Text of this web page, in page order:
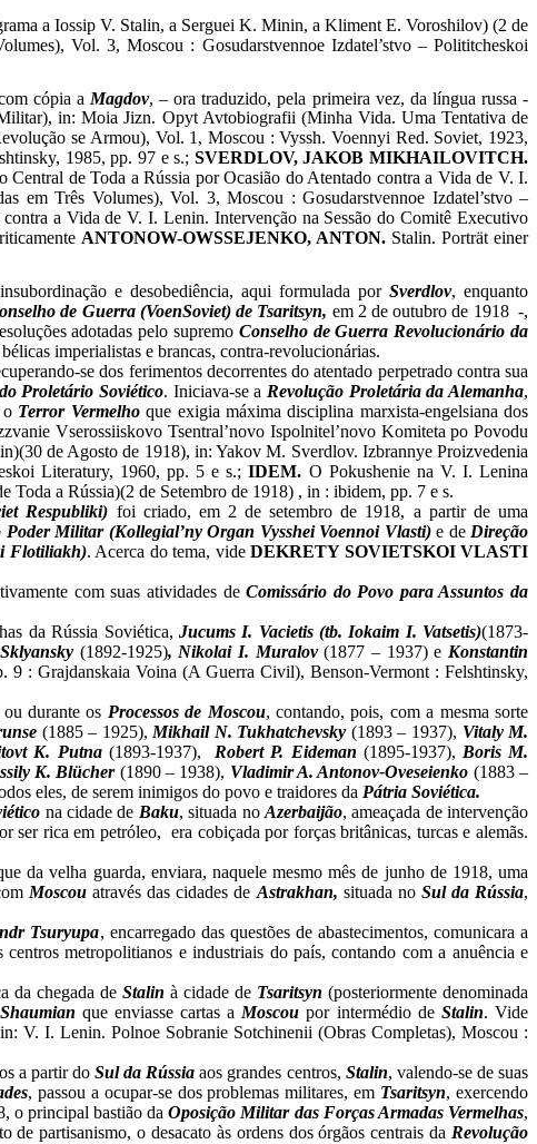
a Iossip V. Stalin, a Serguei K. Minin, a Kliment E. Voroshilov) (2 de
Vol. 3, Moscou : Gosudarstvennoe Izdatel’stvo – Polititcheskoi
cópia a Magdov, – ora traduzido, pela primeira vez, da língua russa -
in: Moia Jizn. Opyt Avtobiografii (Minha Vida. Uma Tentativa de
se Armou), Vol. 1, Moscou : Vyssh. Voennyi Red. Soviet, 1923,
1985, pp. 97 e s.; SVERDLOV, JAKOB MIKHAILOVITCH.
de Toda a Rússia por Ocasião do Atentado contra a Vida de V. I.
em Três Volumes), Vol. 3, Moscou : Gosudarstvennoe Izdatel’stvo –
a Vida de V. I. Lenin. Intervenção na Sessão do Comitê Executivo
ANTONOW-OWSSEJENKO, ANTON. Stalin. Porträt einer
e desobediência, aqui formulada porSverdlov, enquanto
de Guerra (VoenSoviet) de Tsaritsyn, em 2 de outubro de 1918 -,
adotadas pelo supremo Conselho de Guerra Revolucionário da
imperialistas e brancas, contra-revolucionárias.
se dos ferimentos decorrentes do atentado perpetrado contra sua
Proletário Soviético. Iniciava-se a Revolução Proletária da Alemanha,
o Terror Vermelhoque exigia máxima disciplina marxista-engelsiana dos
Vserossiiskovo Tsentral’novo Ispolnitel’novo Komiteta po Povodu
de Agosto de 1918), in: Yakov M. Sverdlov. Izbrannye Proizvedenia
Literatury, 1960, pp. 5 e s.;IDEM. O Pokushenie na V. I. Lenina
a Rússia)(2 de Setembro de 1918) , in : ibidem, pp. 7 e s.
Respubliki) foi criado, em 2 de setembro de 1918, a partir de uma
Poder Militar (Kollegial’ny Organ Vysshei Voennoi Vlasti)e de Direção
i Flotiliakh). Acerca do tema, videDEKRETY SOVIETSKOI VLASTI
com suas atividades deComissário do Povo para Assuntos da
da Rússia Soviética, Jucums I. Vacietis (tb. Iokaim I. Vatsetis)(1873-
(1892-1925), Nikolai I. Muralov(1877 – 1937) e Konstantin
9 : Grajdanskaia Voina (A Guerra Civil),Benson-Vermont : Felshtinsky,
ou durante os Processos de Moscou, contando, pois, com a mesma sorte
(1885 – 1925), Mikhail N. Tukhatchevsky (1893 – 1937), Vitaly M.
K. Putna (1893-1937), Robert P. Eideman (1895-1937), Boris M.
K. Blücher (1890 – 1938), Vladimir A. Antonov-Oveseienko (1883 –
eles, de serem inimigos do povo e traidores da Pátria Soviética.
na cidade de Baku, situada no Azerbaijão, ameaçada de intervenção
ser rica em petróleo, era cobiçada por forças britânicas, turcas e alemãs.
da velha guarda, enviara, naquele mesmo mês de junho de 1918, uma
Moscou através das cidades de Astrakhan, situada no Sul da Rússia,
Tsuryupa, encarregado das questões de abastecimentos, comunicara a
metropolitianos e industriais do país, contando com a anuência e
da chegada de Stalin à cidade de Tsaritsyn (posteriormente denominada
Shaumian que enviasse cartas a Moscou por intermédio de Stalin. Vide
V. I. Lenin. Polnoe Sobranie Sotchinenii (Obras Completas), Moscou :
a partir doSul da Rússiaaos grandes centros, Stalin, valendo-se de suas
, passou a ocupar-se dos problemas militares, em Tsaritsyn, exercendo
o principal bastião daOposição Militar das Forças Armadas Vermelhas,
partisanismo, o desacato às ordens dos órgãos centrais da Revolução